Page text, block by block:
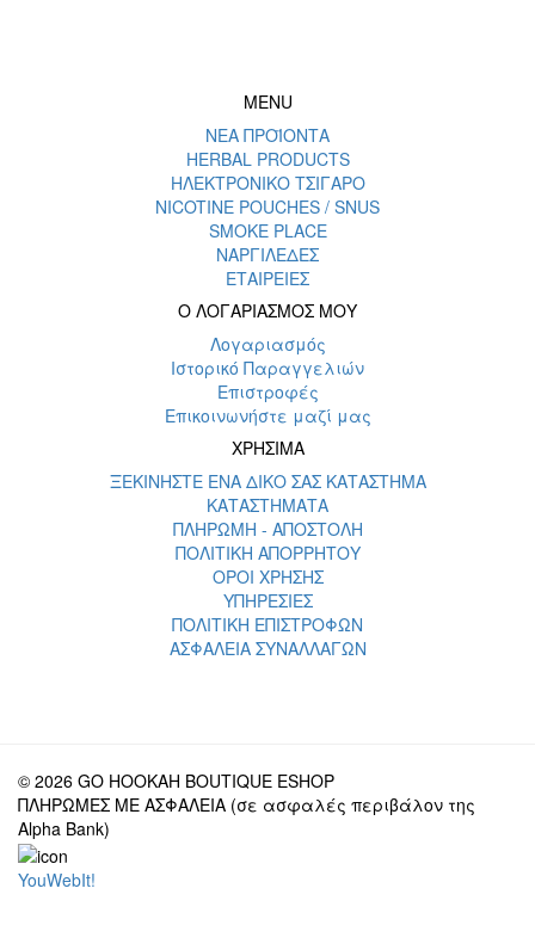
MENU
ΝΕΑ ΠΡΟΪΟΝΤΑ
HERBAL PRODUCTS
ΗΛΕΚΤΡΟΝΙΚΟ ΤΣΙΓΑΡΟ
NICOTINE POUCHES / SNUS
SMOKE PLACE
ΝΑΡΓΙΛΕΔΕΣ
ΕΤΑΙΡΕΙΕΣ
Ο ΛΟΓΑΡΙΑΣΜΟΣ ΜΟΥ
Λογαριασμός
Ιστορικό Παραγγελιών
Επιστροφές
Επικοινωνήστε μαζί μας
ΧΡΗΣΙΜΑ
ΞΕΚΙΝΗΣΤΕ ΕΝΑ ΔΙΚΟ ΣΑΣ ΚΑΤΑΣΤΗΜΑ
ΚΑΤΑΣΤΗΜΑΤΑ
ΠΛΗΡΩΜΗ - ΑΠΟΣΤΟΛΗ
ΠΟΛΙΤΙΚΗ ΑΠΟΡΡΗΤΟΥ
ΟΡΟΙ ΧΡΗΣΗΣ
ΥΠΗΡΕΣΙΕΣ
ΠΟΛΙΤΙΚΗ ΕΠΙΣΤΡΟΦΩΝ
ΑΣΦΑΛΕΙΑ ΣΥΝΑΛΛΑΓΩΝ
© 2026 GO HOOKAH BOUTIQUE ESHOP
ΠΛΗΡΩΜΕΣ ΜΕ ΑΣΦΑΛΕΙΑ (σε ασφαλές περιβάλον της
Alpha Bank)
YouWebIt!